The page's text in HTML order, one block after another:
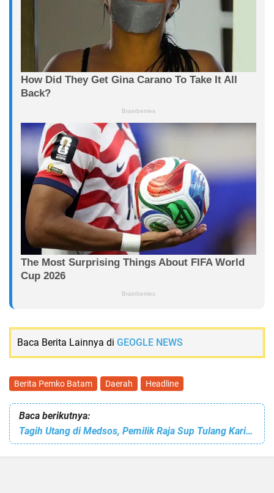
Baca Berita Lainnya di GEOGLE NEWS
Berita Pemko Batam Daerah Headline
Baca berikutnya:
Tagih Utang di Medsos, Pemilik Raja Sup Tulang Karimun Laporkan Pemilik Akun Facebook JRZ